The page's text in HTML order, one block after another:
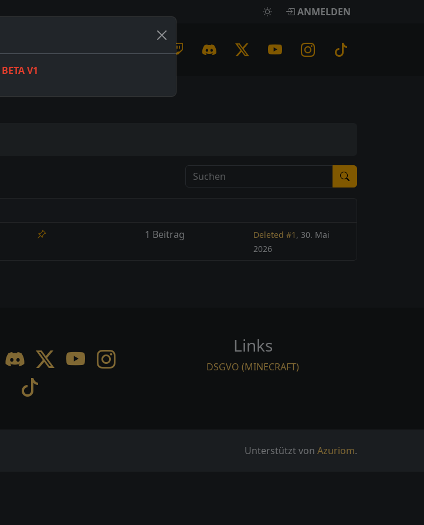
ANMELDEN
Suchen
1 Beitrag Deleted #1 , 30. Mai
2026
Links
DSGVO (MINECRAFT)
Unterstützt von Azuriom.
BETA V1